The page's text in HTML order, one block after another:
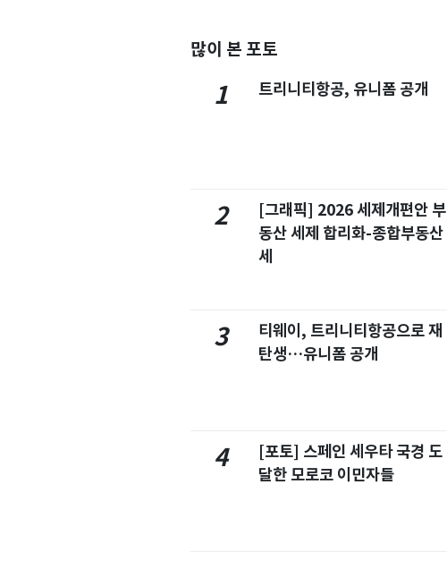
많이 본 포토
1 트리니티항공, 유니폼 공개
2
[그래픽] 2026 세제개편안 부
동산 세제 합리화-종합부동산
세
3
티웨이, 트리니티항공으로 재
탄생…유니폼 공개
4
[포토] 스페인 세우타 국경 도
달한 모로코 이민자들